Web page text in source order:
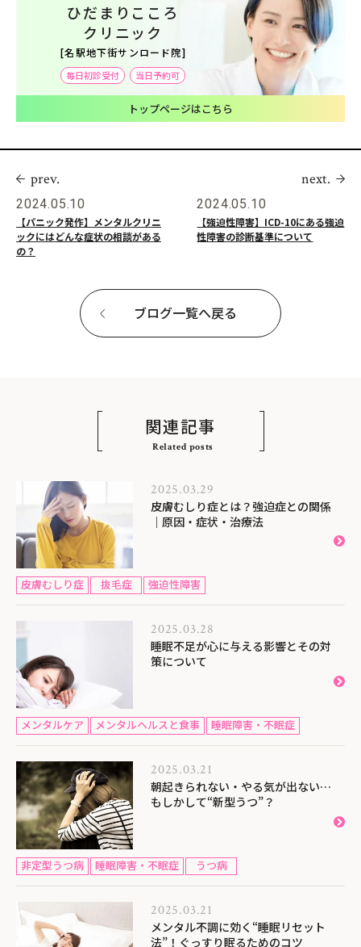
ひだまりこころ
クリニック
[名駅地下街サンロード院]
毎日初診受付 当日予約可
トップページはこちら
prev.
2024.05.10
【パニック発作】メンタルクリニ
ックにはどんな症状の相談がある
の？
next.
2024.05.10
【強迫性障害】ICD-10にある強迫
性障害の診断基準について
ブログ一覧へ戻る
関連記事
Related posts
2025.03.29
皮膚むしり症とは？強迫症との関係
｜原因・症状・治療法
皮膚むしり症 抜毛症 強迫性障害
2025.03.28
睡眠不足が心に与える影響とその対
策について
メンタルケア メンタルヘルスと食事 睡眠障害・不眠症
2025.03.21
朝起きられない・やる気が出ない…
もしかして“新型うつ”？
非定型うつ病 睡眠障害・不眠症 うつ病
2025.03.21
メンタル不調に効く“睡眠リセット
法”！ぐっすり眠るためのコツ